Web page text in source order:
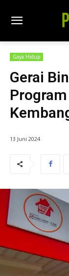
Gaya Hidup
Gerai
Program
13 Juni 2024